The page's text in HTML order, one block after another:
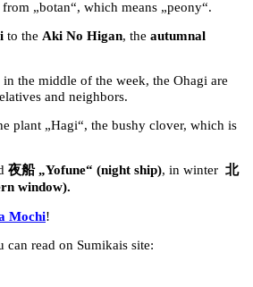
„botan“, which means „peony“.
to the Aki No Higan, the autumnal
in the middle of the week, the Ohagi are
and neighbors.
plant „Hagi“, the bushy clover, which is
夜船 „Yofune“ (night ship), in winter 北
window).
Mochi!
read on Sumikais site: